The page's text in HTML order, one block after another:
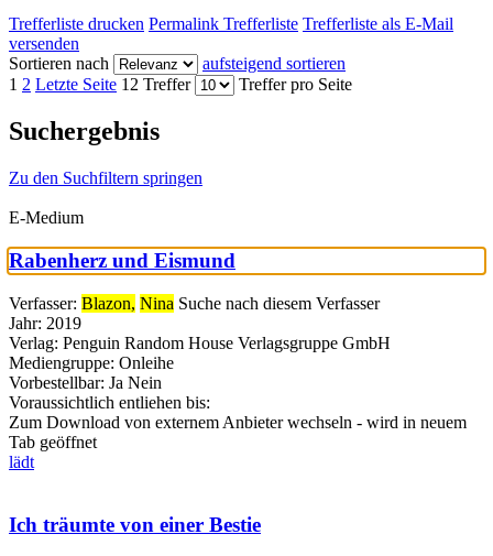
Trefferliste drucken Permalink Trefferliste Trefferliste als E-Mail
versenden
Sortieren nach
aufsteigend sortieren
1 2 Letzte Seite 12 Treffer Treffer pro Seite
Suchergebnis
Zu den Suchfiltern springen
E-Medium
Rabenherz und Eismund
Verfasser: Blazon, Nina Suche nach diesem Verfasser
Jahr: 2019
Verlag: Penguin Random House Verlagsgruppe GmbH
Mediengruppe: Onleihe
Vorbestellbar: Ja Nein
Voraussichtlich entliehen bis:
Zum Download von externem Anbieter wechseln - wird in neuem
Tab geöffnet
lädt
Ich träumte von einer Bestie